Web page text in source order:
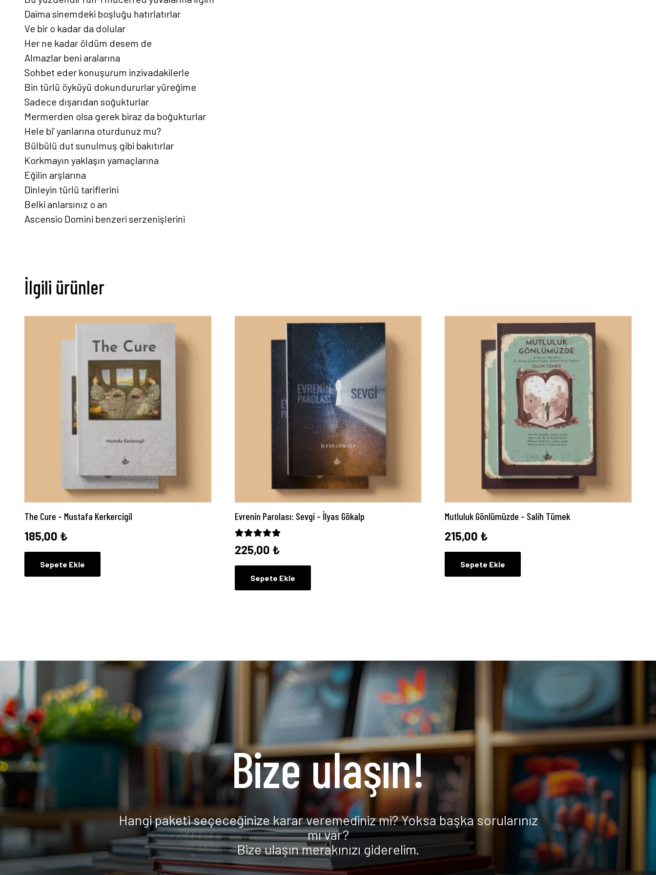
Daima sinemdeki boşluğu hatırlatırlar
Ve bir o kadar da dolular
Her ne kadar öldüm desem de
Almazlar beni aralarına
Sohbet eder konuşurum inzivadakilerle
Bin türlü öyküyü dokundururlar yüreğime
Sadece dışarıdan soğukturlar
Mermerden olsa gerek biraz da boğukturlar
Hele bi’ yanlarına oturdunuz mu?
Bülbülü dut sunulmuş gibi bakıtırlar
Korkmayın yaklaşın yamaçlarına
Eğilin arşlarına
Dinleyin türlü tariflerini
Belki anlarsınız o an
Ascensio Domini benzeri serzenişlerini
İlgili ürünler
The Cure – Mustafa Kerkercigil
185,00 ₺
Sepete Ekle
Evrenin Parolası: Sevgi – İlyas Gökalp
225,00 ₺
Sepete Ekle
Mutluluk Gönlümüzde – Salih Tümek
215,00 ₺
Sepete Ekle
Bize ulaşın!
Hangi paketi seçeceğinize karar veremediniz mi? Yoksa başka sorularınız
mı var?
Bize ulaşın merakınızı giderelim.